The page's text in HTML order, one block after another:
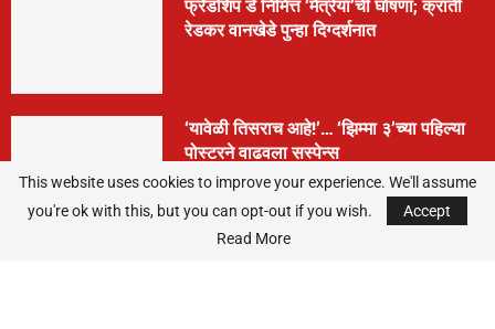
रेडकर वानखेडे पुन्हा दिग्दर्शनात
‘यावेळी तिसराच आहे!’… ‘झिम्मा ३’च्या पहिल्या
पोस्टरने वाढवला सस्पेन्स
This website uses cookies to improve your experience. We'll assume
you're ok with this, but you can opt-out if you wish.
Accept
Read More